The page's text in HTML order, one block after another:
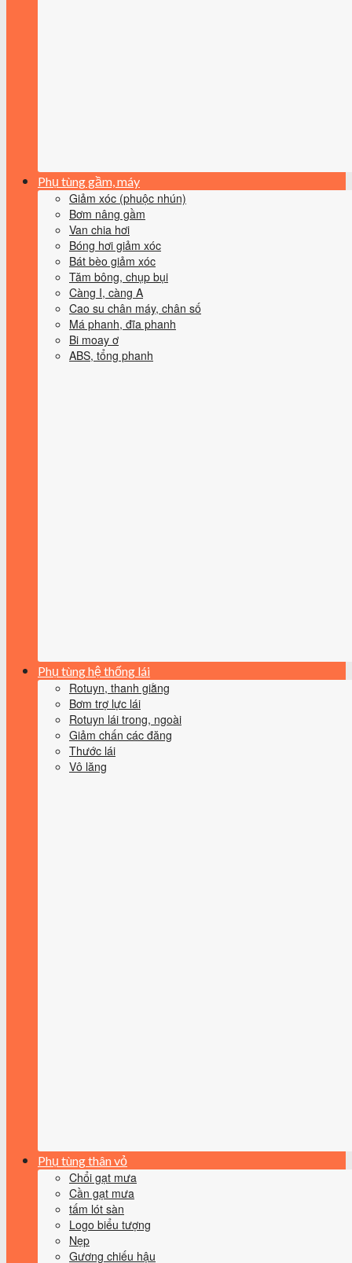
Phụ tùng gầm, máy
Giảm xóc (phuộc nhún)
Bơm nâng gầm
Van chia hơi
Bóng hơi giảm xóc
Bát bèo giảm xóc
Tăm bông, chụp bụi
Càng I, càng A
Cao su chân máy, chân số
Má phanh, đĩa phanh
Bi moay ơ
ABS, tổng phanh
Phụ tùng hệ thống lái
Rotuyn, thanh giằng
Bơm trợ lực lái
Rotuyn lái trong, ngoài
Giảm chấn các đăng
Thước lái
Vô lăng
Phụ tùng thân vỏ
Chổi gạt mưa
Cần gạt mưa
tấm lót sàn
Logo biểu tượng
Nẹp
Gương chiếu hậu